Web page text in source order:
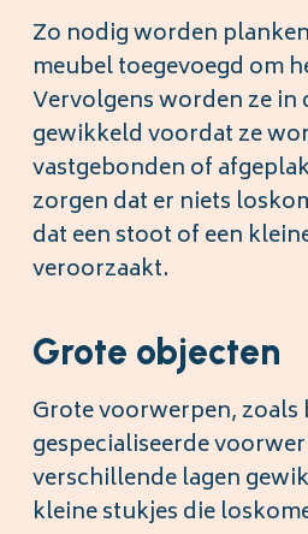
Zo nodig worden
meubel toegevoegd om
Vervolgens worden ze in
gewikkeld voordat ze
vastgebonden of
zorgen dat er niets
dat een stoot of een
veroorzaakt.
Grote objecten
Grote voorwerpen, zoals
gespecialiseerde
verschillende lagen
kleine stukjes die